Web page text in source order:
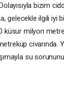
bizim
gelecekle ilgili iyi
küsur milyon
civarında.
su